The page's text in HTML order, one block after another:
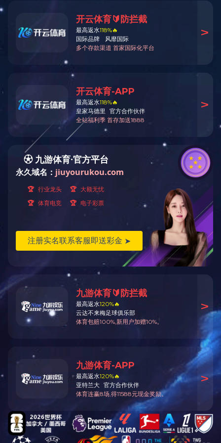
开县开州大市场
上一篇：
开县林业局办公楼
如您发现两江员工在履职中存在疑似违法、违规行为，欢迎
点击“阳光两江”进行举报。